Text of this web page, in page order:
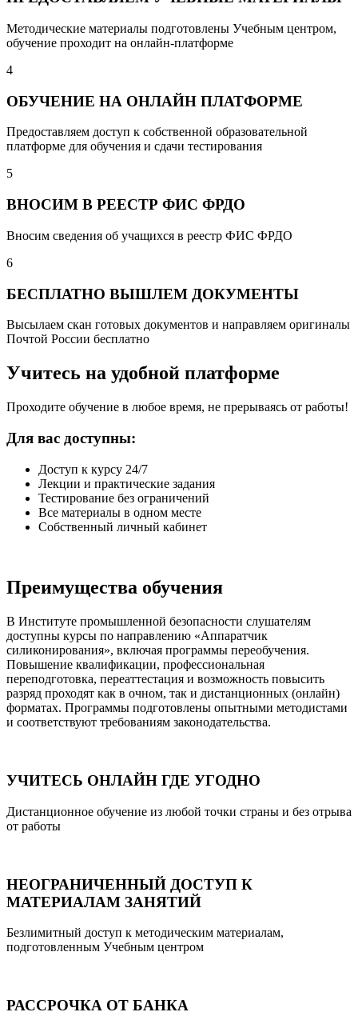
Методические материалы подготовлены Учебным центром,
обучение проходит на онлайн-платформе
4
ОБУЧЕНИЕ НА ОНЛАЙН ПЛАТФОРМЕ
Предоставляем доступ к собственной образовательной
платформе для обучения и сдачи тестирования
5
ВНОСИМ В РЕЕСТР ФИС ФРДО
Вносим сведения об учащихся в реестр ФИС ФРДО
6
БЕСПЛАТНО ВЫШЛЕМ ДОКУМЕНТЫ
Высылаем скан готовых документов и направляем оригиналы
Почтой России бесплатно
Учитесь на удобной платформе
Проходите обучение в любое время, не прерываясь от работы!
Для вас доступны:
Доступ к курсу 24/7
Лекции и практические задания
Тестирование без ограничений
Все материалы в одном месте
Собственный личный кабинет
Преимущества обучения
В Институте промышленной безопасности слушателям
доступны курсы по направлению «Аппаратчик
силиконирования», включая программы переобучения.
Повышение квалификации, профессиональная
переподготовка, переаттестация и возможность повысить
разряд проходят как в очном, так и дистанционных (онлайн)
форматах. Программы подготовлены опытными методистами
и соответствуют требованиям законодательства.
УЧИТЕСЬ ОНЛАЙН ГДЕ УГОДНО
Дистанционное обучение из любой точки страны и без отрыва
от работы
НЕОГРАНИЧЕННЫЙ ДОСТУП К
МАТЕРИАЛАМ ЗАНЯТИЙ
Безлимитный доступ к методическим материалам,
подготовленным Учебным центром
РАССРОЧКА ОТ БАНКА